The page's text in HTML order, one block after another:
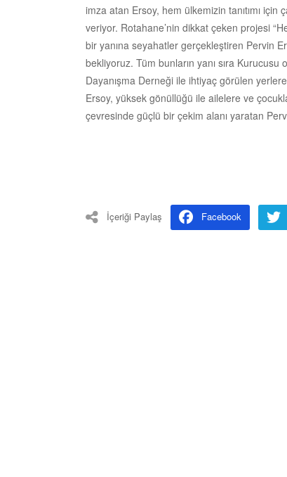
imza atan Ersoy, hem ülkemizin tanıtımı için
veriyor. Rotahane’nin dikkat çeken projesi
bir yanına seyahatler gerçekleştiren Pervin
bekliyoruz. Tüm bunların yanı sıra Kurucusu
Dayanışma Derneği ile ihtiyaç görülen
Ersoy, yüksek gönüllüğü ile ailelere ve
çevresinde güçlü bir çekim alanı yaratan
İçeriği Paylaş Facebook